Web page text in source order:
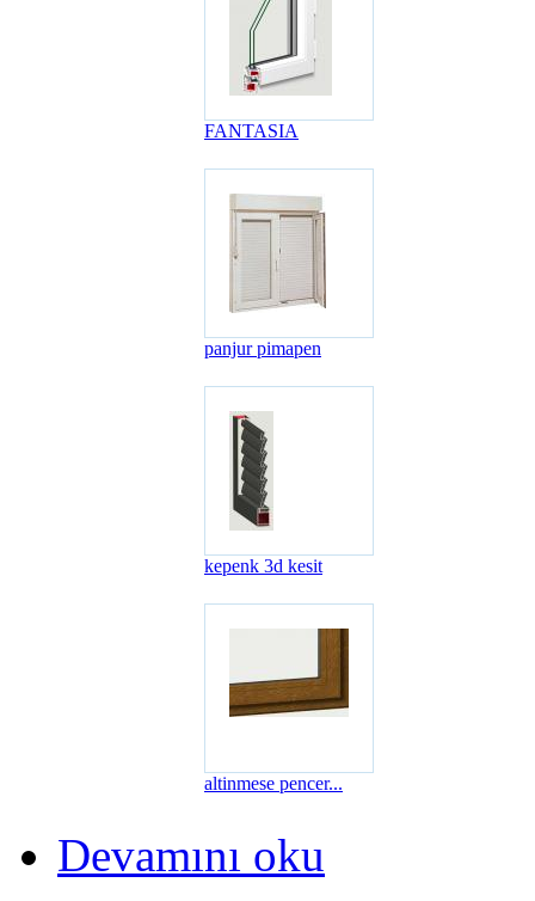
FANTASIA
panjur pimapen
kepenk 3d kesit
altinmese pencer...
Devamını oku